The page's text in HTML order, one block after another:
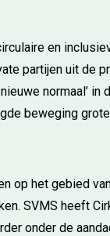
en
partijen uit de
normaal’ in
beweging
op het gebied
SVMS heeft
onder de